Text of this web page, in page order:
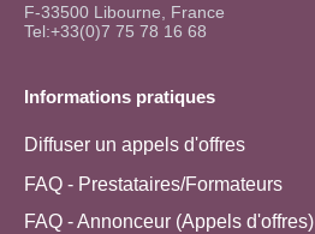
F-33500 Libourne, France
Tel:+33(0)7 75 78 16 68
Informations pratiques
Diffuser un appels d'offres
FAQ - Prestataires/Formateurs
FAQ - Annonceur (Appels d'offres)